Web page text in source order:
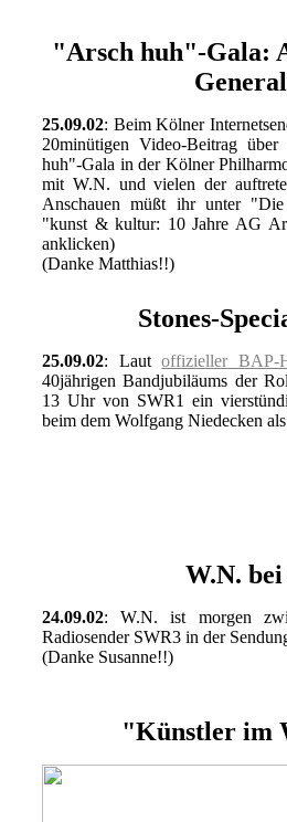
"Arsch huh"-Gala:
25.09.02: Beim Kölner
20minütigen Video-Beitrag
huh"-Gala in der Kölner
mit W.N. und vielen der
Anschauen müßt ihr unter
"kunst & kultur: 10 Jahre AG
anklicken)
(Danke Matthias!!)
Stones-
25.09.02: Lautoffizieller BAP-
40jährigen Bandjubiläums der
13 Uhr von SWR1 ein
beim dem Wolfgang Niedecken
W.N.
24.09.02: W.N. ist morgen
Radiosender SWR3 in der
(Danke Susanne!!)
"Künstler im